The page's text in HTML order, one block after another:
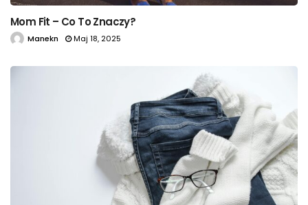
Mom Fit – Co To Znaczy?
Manekn Maj 18, 2025